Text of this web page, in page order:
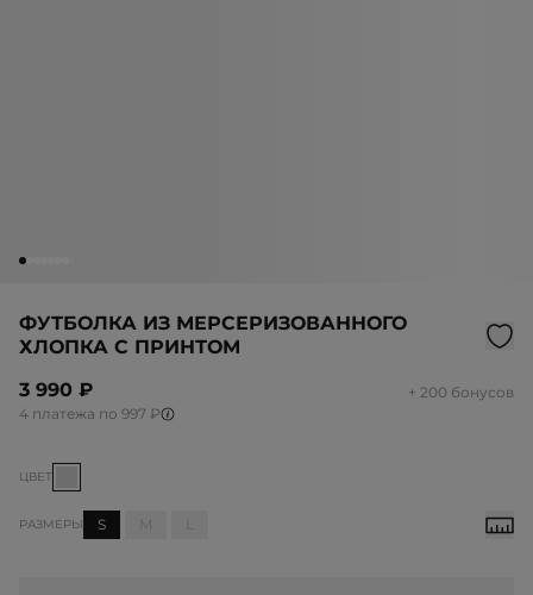
ФУТБОЛКА ИЗ МЕРСЕРИЗОВАННОГО
ХЛОПКА С ПРИНТОМ
3 990 ₽
+ 200 бонусов
4 платежа по 997 ₽
ЦВЕТ
РАЗМЕРЫ S M